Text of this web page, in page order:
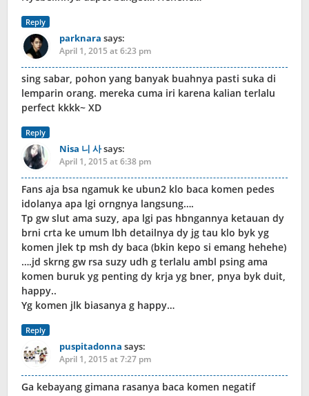
Reply
parknara says:
April 1, 2015 at 6:23 pm
sing sabar, pohon yang banyak buahnya pasti suka di
lemparin orang. mereka cuma iri karena kalian terlalu
perfect kkkk~ XD
Reply
Nisa 니 사says:
April 1, 2015 at 6:38 pm
Fans aja bsa ngamuk ke ubun2 klo baca komen pedes
idolanya apa lgi orngnya langsung….
Tp gw slut ama suzy, apa lgi pas hbngannya ketauan dy
brni crta ke umum lbh detailnya dy jg tau klo byk yg
komen jlek tp msh dy baca (bkin kepo si emang hehehe)
….jd skrng gw rsa suzy udh g terlalu ambl psing ama
komen buruk yg penting dy krja yg bner, pnya byk duit,
happy..
Yg komen jlk biasanya g happy…
Reply
puspitadonna says:
April 1, 2015 at 7:27 pm
Ga kebayang gimana rasanya baca komen negatif